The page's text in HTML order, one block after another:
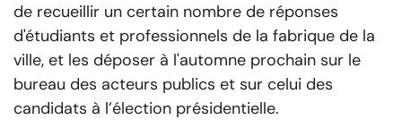
de recueillir un certain nombre de réponses
d'étudiants et professionnels de la fabrique de la
ville, et les déposer à l'automne prochain sur le
bureau des acteurs publics et sur celui des
candidats à l’élection présidentielle.